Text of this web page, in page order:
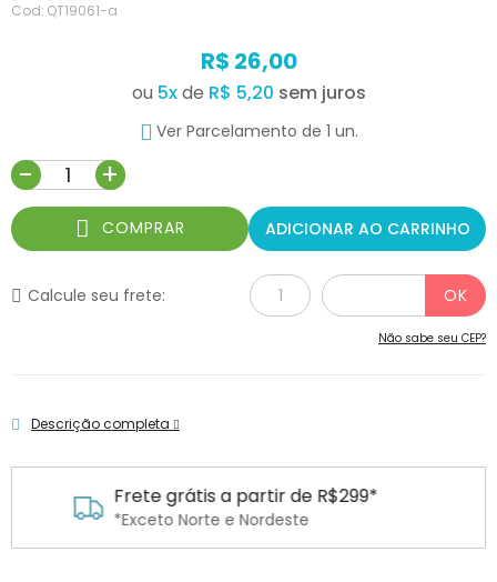
Cod: QT19061-a
R$ 26,00
ou 5xde R$ 5,20
Ver Parcelamento de 1 un.
- +
COMPRAR ADICIONAR AO CARRINHO
Calcule seu frete:
Não sabe seu CEP?
Descrição completa
R$299* Parcele em até 6x
Em todos os cartões